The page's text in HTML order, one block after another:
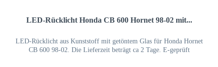
LED-Rücklicht Honda CB 600 Hornet 98-02 mit...
LED-Rücklicht aus Kunststoff mit getöntem Glas für Honda Hornet
CB 600 98-02. Die Lieferzeit beträgt ca 2 Tage. E-geprüft